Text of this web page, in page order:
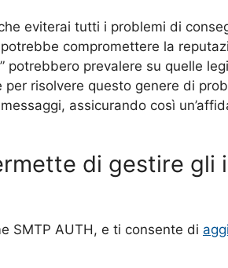
eviterai tutti i problemi di
compromettere la
potrebbero prevalere su quelle
risolvere questo genere di
assicurando così
di gestire gli
SMTP AUTH, e ti consente di